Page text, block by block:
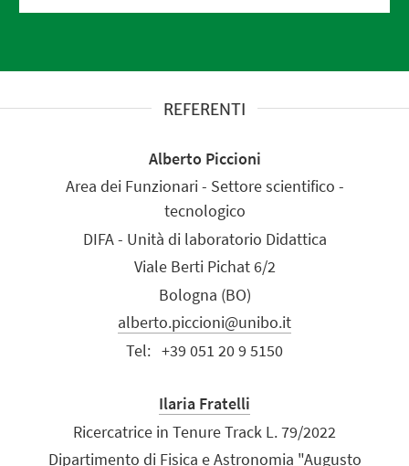
REFERENTI
Alberto Piccioni
Area dei Funzionari - Settore scientifico -
tecnologico
DIFA - Unità di laboratorio Didattica
Viale Berti Pichat 6/2
Bologna (BO)
alberto.piccioni@unibo.it
Tel: +39 051 20 9 5150
Ilaria Fratelli
Ricercatrice in Tenure Track L. 79/2022
Dipartimento di Fisica e Astronomia "Augusto